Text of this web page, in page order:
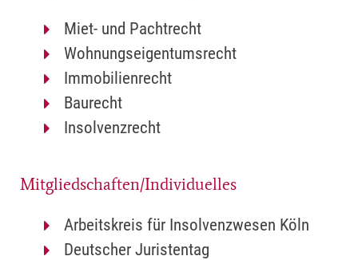
Miet- und Pachtrecht
Wohnungseigentumsrecht
Immobilienrecht
Baurecht
Insolvenzrecht
Mitgliedschaften/Individuelles
Arbeitskreis für Insolvenzwesen Köln
Deutscher Juristentag